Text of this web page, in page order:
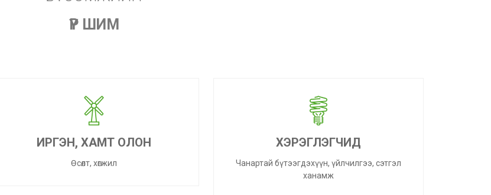
ҮР ШИМ
ИРГЭН, ХАМТ ОЛОН
Өсөлт, хөгжил
ХЭРЭГЛЭГЧИД
Чанартай бүтээгдэхүүн, үйлчилгээ, сэтгэл
ханамж